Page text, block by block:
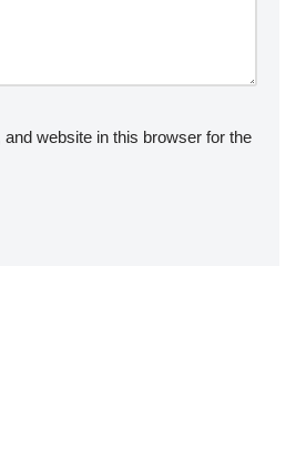
website in this browser for the